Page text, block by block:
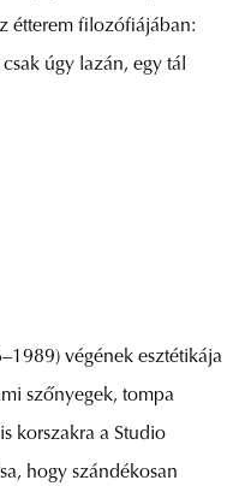
étterem filozófiájában:
úgy lazán, egy tál
végének esztétikája
szőnyegek, tompa
korszakra a Studio
hogy szándékosan